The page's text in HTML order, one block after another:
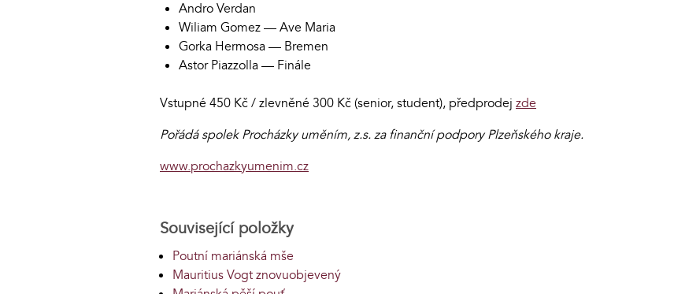
Andro Verdan
Wiliam Gomez — Ave Maria
Gorka Hermosa — Bremen
Astor Piazzolla — Finále
Vstupné 450 Kč / zlevněné 300 Kč (senior, student), předprodej zde
Pořádá spolek Procházky uměním, z.s. za finanční podpory Plzeňského kraje.
www.prochazkyumenim.cz
Související položky
Poutní mariánská mše
Mauritius Vogt znovuobjevený